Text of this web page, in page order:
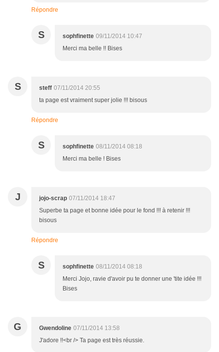
Répondre
S sophfinette 09/11/2014 10:47
Merci ma belle !! Bises
S steff 07/11/2014 20:55
ta page est vraiment super jolie !!! bisous
Répondre
S sophfinette 08/11/2014 08:18
Merci ma belle ! Bises
J jojo-scrap 07/11/2014 18:47
Superbe ta page et bonne idée pour le fond !!! à retenir !!!
bisous
Répondre
S sophfinette 08/11/2014 08:18
Merci Jojo, ravie d'avoir pu te donner une 'tite idée !!!
Bises
G Gwendoline 07/11/2014 13:58
J'adore !!<br /> Ta page est très réussie.